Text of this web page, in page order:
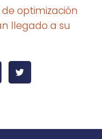
optimización
llegado a su